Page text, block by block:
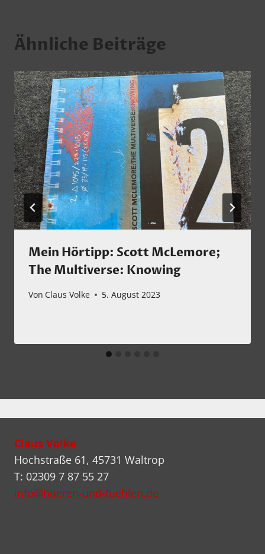
Ähnliche Beiträge
Mein Hörtipp: Scott McLemore;
The Multiverse: Knowing
Von Claus Volke 5. August 2023
Claus Volke
Hochstraße 61, 45731 Waltrop
T: 02309 7 87 55 27
info@hoeren-und-fuehlen.de